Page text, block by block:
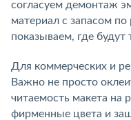
согласуем демонтаж
материал с запасом
показываем, где будут
Для коммерческих и
Важно не просто
читаемость макета на
фирменные цвета и